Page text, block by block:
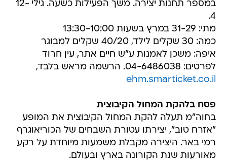
במספר תחנות יצירה. משך הפעילות כשעה. גילי 12-
4.
מתי: 31-29 במרץ בשעות 13:30-10:00
כמה: 30 שקלים לילד, 40/20 שקלים למבוגר
איפה: משכן לאמנות ע"ש חיים אתר, עין חרוד
לפרטים: 04-6486038. הרשמה מראש בלבד,
ehm.smarticket.co.il
פסח בלהקת המחול הקיבוצית
בחוה"מ תעלה להקת המחול הקיבוצית את המופע
"אזרח טוב", יצירתו עטורת השבחים של הכוריאוגרף
רמי באר. היצירה מקבלת משמעות מיוחדת על רקע
מאורעות שנת הקורונה בארץ ובעולם.